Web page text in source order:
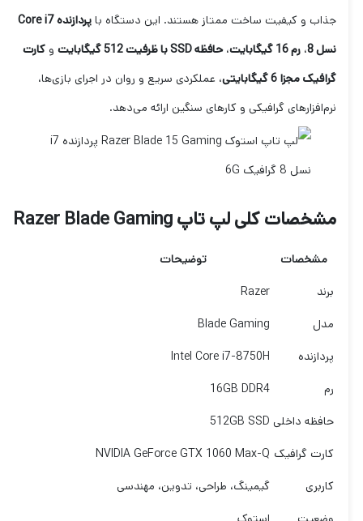
جذاب و کیفیت ساخت ممتاز هستند. این دستگاه با
پردازنده Core i7
نسل 8 ،رم 16 گیگابایت ،حافظه SSD با ظرفیت 512 گیگابایت و کارت
گرافیک مجزا 6 گیگابایتی
، عملکردی سریع و روان در اجرای بازی‌ها،
نرم‌افزارهای گرافیکی و کارهای سنگین ارائه می‌دهد.
مشخصات کلی لپ تاپ Razer Blade Gaming
مشخصات
توضیحات
برند
Razer
مدل
Blade Gaming
پردازنده
Intel Core i7-8750H
16GB DDR4
حافظه داخلی 512GB SSD
کارت گرافیک NVIDIA GeForce GTX 1060 Max-Q
کاربری
گیمینگ، طراحی، تدوین، مهندسی